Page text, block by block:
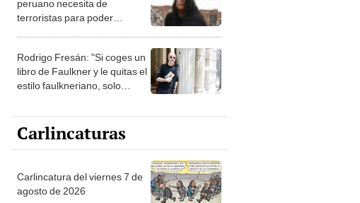
peruano necesita de
terroristas para poder
Rodrigo Fresán: "Si coges un
libro de Faulkner y le quitas el
estilo faulkneriano, solo
chico sureño"
Carlincaturas
Carlincatura del viernes 7 de
agosto de 2026